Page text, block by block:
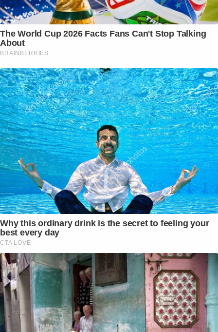
The World Cup 2026 Facts Fans Can't Stop Talking
About
BRAINBERRIES
Why this ordinary drink is the secret to feeling your
best every day
CTA LOVE